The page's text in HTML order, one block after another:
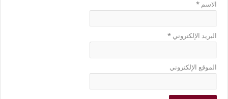
الاسم*
البريد الإلكتروني*
الموقع الإلكتروني